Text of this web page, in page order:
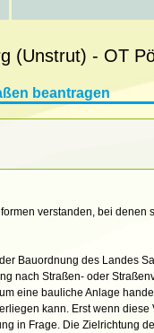
(Unstrut) - OT
beantragen
verstanden, bei denen
Bauordnung des Landes
nach Straßen- oder
eine bauliche Anlage
kann. Erst wenn
in Frage. Die Zielrichtung